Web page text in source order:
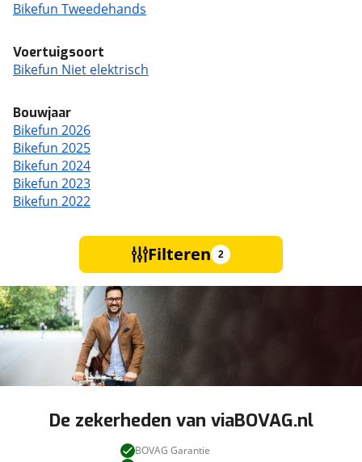
Bikefun Tweedehands
Voertuigsoort
Bikefun Niet elektrisch
Bouwjaar
Bikefun 2026
Bikefun 2025
Bikefun 2024
Bikefun 2023
Bikefun 2022
Filteren 2
De zekerheden van viaBOVAG.nl
BOVAG Garantie